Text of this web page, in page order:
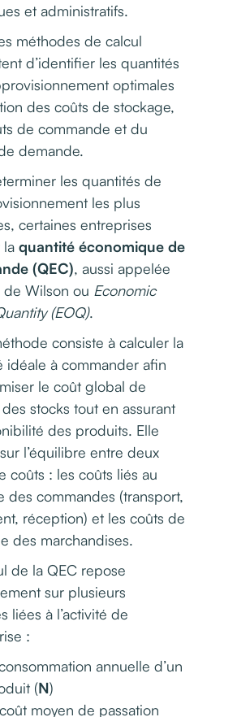
et administratifs.
méthodes de calcul
d’identifier les quantités
optimales
des coûts de stockage,
de commande et du
demande.
les quantités de
les plus
certaines entreprises
la quantité économique de
(QEC), aussi appelée
Wilson ou Economic
(EOQ).
consiste à calculer la
idéale à commander afin
le coût global de
stocks tout en assurant
des produits. Elle
l’équilibre entre deux
coûts : les coûts liés au
des commandes (transport,
réception) et les coûts de
des marchandises.
de la QEC repose
sur plusieurs
liées à l’activité de
:
annuelle d’un
(N)
moyen de passation